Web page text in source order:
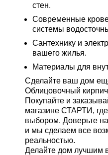
стен.
Современные
системы
Сантехнику и
вашего жилья.
Материалы для
Сделайте ваш дом
Облицовочный
Покупайте и
магазине СТАРТИ,
выбором. Доверьте
и мы сделаем все
реальностью.
Делайте дом лучшим